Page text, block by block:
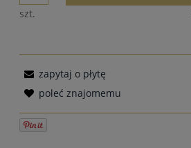
szt.
zapytaj o płytę
poleć znajomemu